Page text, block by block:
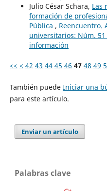
Julio César Schara, Las
formación de
Pública , Reencuentro.
universitarios: Núm.
información
<< < 42 43 44 45 46 47 48 49
También puede Iniciar una
para este artículo.
Enviar un artículo
Palabras clave